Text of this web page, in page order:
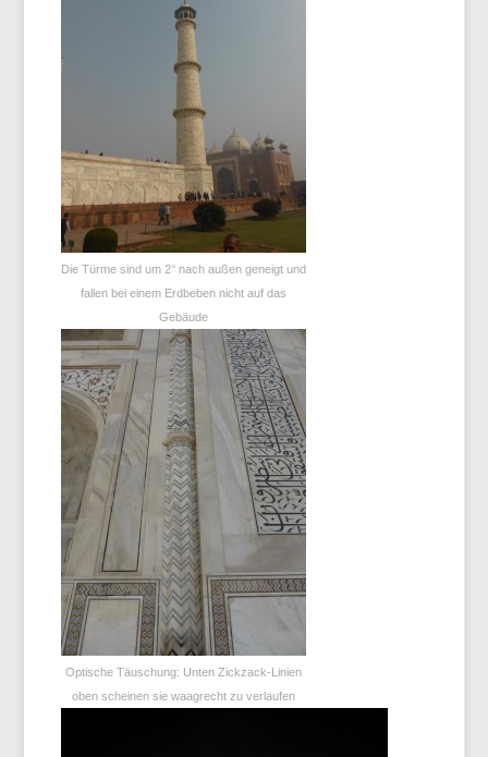
Die Türme sind um 2° nach außen geneigt und
fallen bei einem Erdbeben nicht auf das
Gebäude
Optische Täuschung: Unten Zickzack-Linien
oben scheinen sie waagrecht zu verlaufen